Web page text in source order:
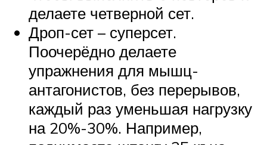
делаете четверной сет.
Дроп-сет – суперсет.
Поочерёдно делаете
упражнения для мышц-
антагонистов, без перерывов,
каждый раз уменьшая нагрузку
на 20%-30%. Например,